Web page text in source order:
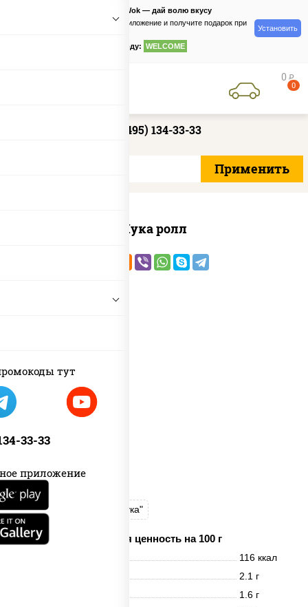
тут
33-33
приложение
PizzaSushiWok — дай волю вкусу
Скачайте приложение и получите подарок при
по промокоду: WELCOME
Установить
0 руб
0
+7 (495) 134-33-33
Чука ролл
рис салат "Чука"
Пищевая ценность на 100 г
116 ккал
2.1 г
1.6 г